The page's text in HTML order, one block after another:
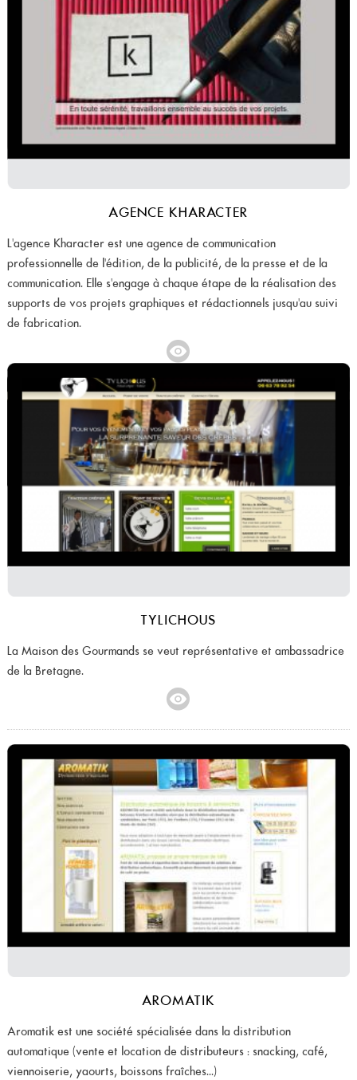
AGENCE KHARACTER
L'agence Kharacter est une agence de communication
professionnelle de l'édition, de la publicité, de la presse et de la
communication. Elle s'engage à chaque étape de la réalisation des
supports de vos projets graphiques et rédactionnels jusqu'au suivi
de fabrication.
TYLICHOUS
La Maison des Gourmands se veut représentative et ambassadrice
de la Bretagne.
AROMATIK
Aromatik est une société spécialisée dans la distribution
automatique (vente et location de distributeurs : snacking, café,
viennoiserie, yaourts, boissons fraîches...)